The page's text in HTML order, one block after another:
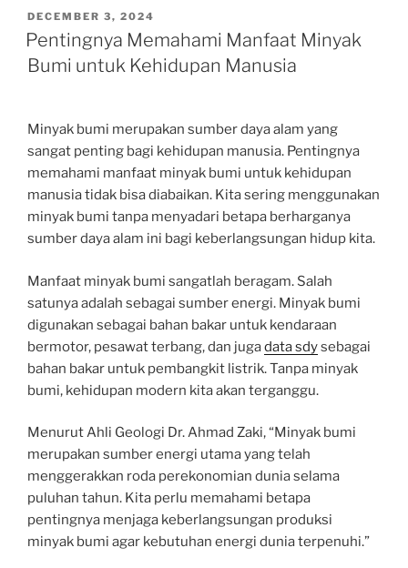
POSTED
ON
DECEMBER 3, 2024
Pentingnya Memahami Manfaat Minyak
Bumi untuk Kehidupan Manusia
Minyak bumi merupakan sumber daya alam yang
sangat penting bagi kehidupan manusia. Pentingnya
memahami manfaat minyak bumi untuk kehidupan
manusia tidak bisa diabaikan. Kita sering menggunakan
minyak bumi tanpa menyadari betapa berharganya
sumber daya alam ini bagi keberlangsungan hidup kita.
Manfaat minyak bumi sangatlah beragam. Salah
satunya adalah sebagai sumber energi. Minyak bumi
digunakan sebagai bahan bakar untuk kendaraan
bermotor, pesawat terbang, dan jugadata sdysebagai
bahan bakar untuk pembangkit listrik. Tanpa minyak
bumi, kehidupan modern kita akan terganggu.
Menurut Ahli Geologi Dr. Ahmad Zaki, “Minyak bumi
merupakan sumber energi utama yang telah
menggerakkan roda perekonomian dunia selama
puluhan tahun. Kita perlu memahami betapa
pentingnya menjaga keberlangsungan produksi
minyak bumi agar kebutuhan energi dunia terpenuhi.”